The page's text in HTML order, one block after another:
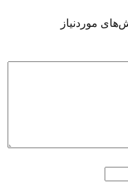
موردنیاز